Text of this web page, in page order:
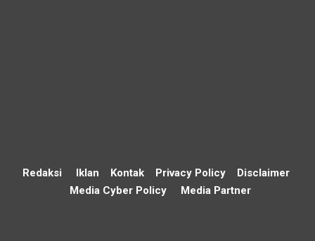
Redaksi Iklan Kontak Privacy Policy
Disclaimer
Media Cyber Policy
Media Partner